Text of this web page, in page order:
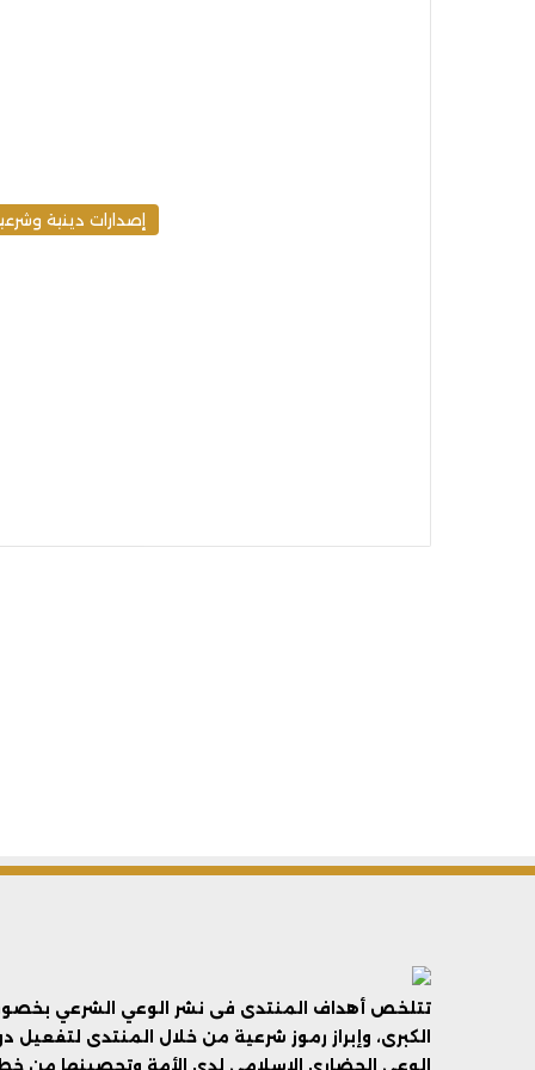
إصدارات دينية
تتلخص أهداف المنتدى فى نشر الوعي الشرعي
الكبرى، وإبراز رموز شرعية من خلال المنتدى
الوعي الحضاري الإسلامي لدى الأمة وتحصينها من